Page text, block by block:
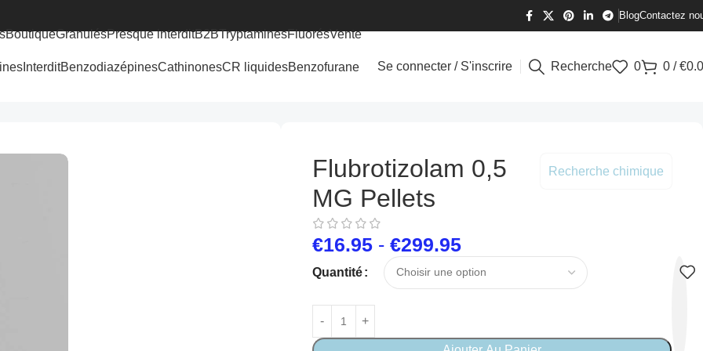
BlogContactez
BoutiqueGranulésPresque interditB2BTryptaminesFluorésVente
InterditBenzodiazépinesCathinonesCR liquidesBenzofurane Se connecter / S'inscrire Recherche 0 0 / €
Flubrotizolam 0,5
MG Pellets
Recherche chimique
€16.95 - €299.95
Quantité